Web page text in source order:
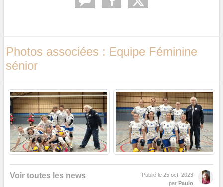
Photos associées : Equipe Féminine
sénior
Voir toutes les news Publié le 25 oct. 2023
par Paulo